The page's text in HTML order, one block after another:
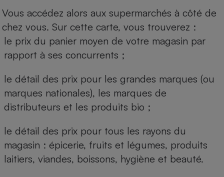
Vous accédez alors aux supermarchés à côté de
chez vous. Sur cette carte, vous trouverez :
le prix du panier moyen de votre magasin par
rapport à ses concurrents ;
le détail des prix pour les grandes marques (ou
marques nationales), les marques de
distributeurs et les produits bio ;
le détail des prix pour tous les rayons du
magasin : épicerie, fruits et légumes, produits
laitiers, viandes, boissons, hygiène et beauté.